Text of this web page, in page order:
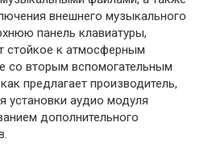
внешнего музыкального
панель клавиатуры,
стойкое к атмосферным
со вторым вспомогательным
предлагает производитель,
установки аудио модуля
дополнительного